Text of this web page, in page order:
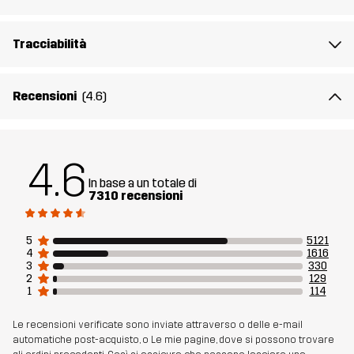
Numero di
Tracciabilità
Recensioni (4.6)
4.6 In base a un totale di
7310 recensioni
5
5121
4
1616
3
330
2
129
1
114
Le recensioni verificate sono inviate attraverso o delle e-mail
automatiche post-acquisto, o Le mie pagine, dove si possono trovare